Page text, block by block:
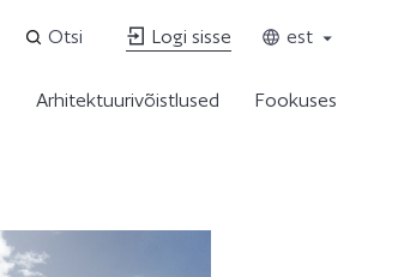
Otsi Logi sisse est
Arhitektuurivõistlused Fookuses